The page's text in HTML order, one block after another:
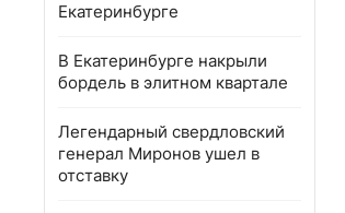
Екатеринбурге
В Екатеринбурге накрыли
бордель в элитном квартале
Легендарный свердловский
генерал Миронов ушел в
отставку